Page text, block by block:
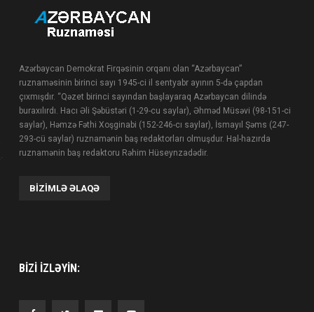
Azərbaycan Demokrat Firqəsinin orqanı olan “Azərbaycan”
ruznaməsinin birinci sayı 1945-ci il sentyabr ayının 5-də çapdan
çıxmışdır. “Qəzet birinci sayından başlayaraq Azərbaycan dilində
buraxılırdı. Hacı Əli Şəbüstəri (1-29-cu saylar), Əhməd Müsəvi (98-151-ci
saylar), Həmzə Fəthi Xoşginabi (152-246-cı saylar), İsmayıl Şəms (247-
293-cü saylar) ruznamənin baş redaktorları olmuşdur. Hal-hazırda
ruznamənin baş redaktoru Rəhim Hüseynzadədir.
BIZIMLƏ ƏLAQƏ
BIZI IZLƏYIN: